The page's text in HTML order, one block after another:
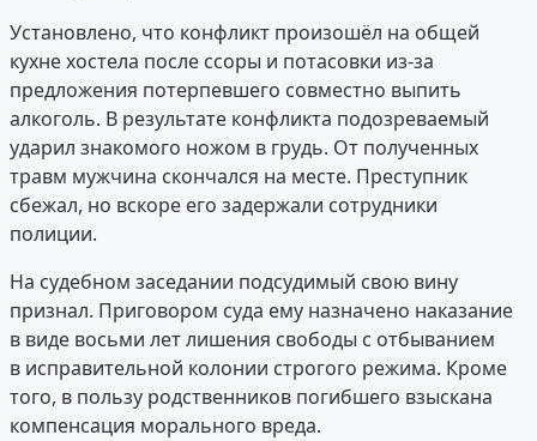
Установлено, что конфликт произошёл на общей
кухне хостела после ссоры и потасовки из-за
предложения потерпевшего совместно выпить
алкоголь. В результате конфликта подозреваемый
ударил знакомого ножом в грудь. От полученных
травм мужчина скончался на месте. Преступник
сбежал, но вскоре его задержали сотрудники
полиции.
На судебном заседании подсудимый свою вину
признал. Приговором суда ему назначено наказание
в виде восьми лет лишения свободы с отбыванием
в исправительной колонии строгого режима. Кроме
того, в пользу родственников погибшего взыскана
компенсация морального вреда.